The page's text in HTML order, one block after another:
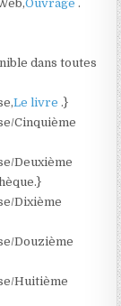
Ouvrage.
dans toutes
Le livre.}
Cinquième
Deuxième
Dixième
Douzième
Huitième